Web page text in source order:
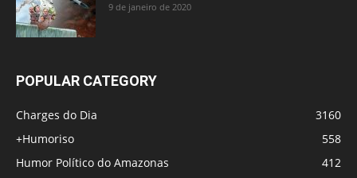
9 de janeiro de 2020
POPULAR CATEGORY
Charges do Dia
3160
+Humoriso
558
Humor Político do Amazonas
412